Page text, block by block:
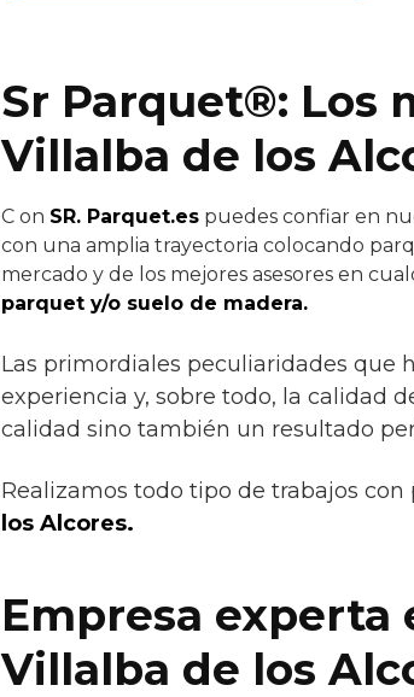
Sr Parquet®: Los
Villalba de los
C on SR. Parquet.es puedes confiar en
con una amplia trayectoria colocando
mercado y de los mejores asesores en
parquet y/o suelo de madera.
Las primordiales peculiaridades que
experiencia y, sobre todo, la calidad
calidad sino también un resultado
Realizamos todo tipo de trabajos
los Alcores.
Empresa
Villalba de los